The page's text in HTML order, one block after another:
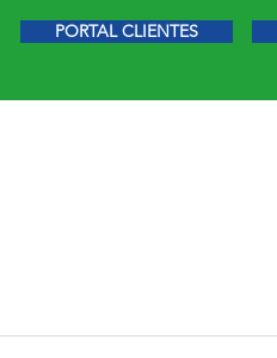
PORTAL CLIENTES